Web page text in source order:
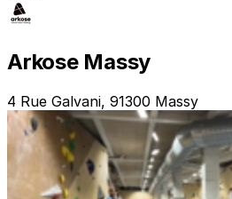
Arkose Massy
4 Rue Galvani, 91300 Massy